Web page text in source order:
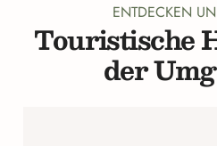
ENTDECKEN
Touristische
der